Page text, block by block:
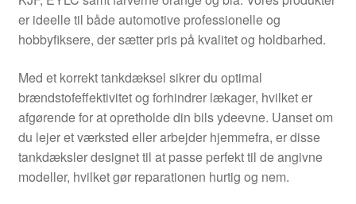
Kontakte
Levering
Min Konto
Om os
er ideelle til både automotive professionelle og
hobbyfiksere, der sætter pris på kvalitet og holdbarhed.
Med et korrekt tankdæksel sikrer du optimal
brændstofeffektivitet og forhindrer lækager, hvilket er
afgørende for at opretholde din bils ydeevne. Uanset om
du lejer et værksted eller arbejder hjemmefra, er disse
tankdæksler designet til at passe perfekt til de angivne
modeller, hvilket gør reparationen hurtig og nem.